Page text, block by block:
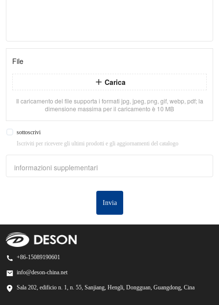
File
Carica
Il caricamento del file supporta i formati jpg, jpeg, png, gif, webp, pdf; la
dimensione massima per il caricamento è 10 MB
sottoscrivi
Iscriviti per ricevere gli ultimi prodotti e gli aggiornamenti del catalogo
informazioni supplementari
Invia
+86-15089190601
info@deson-china.net
Sala 202, edificio n. 1, n. 55, Sanjiang, Hengli, Dongguan, Guangdong, Cina